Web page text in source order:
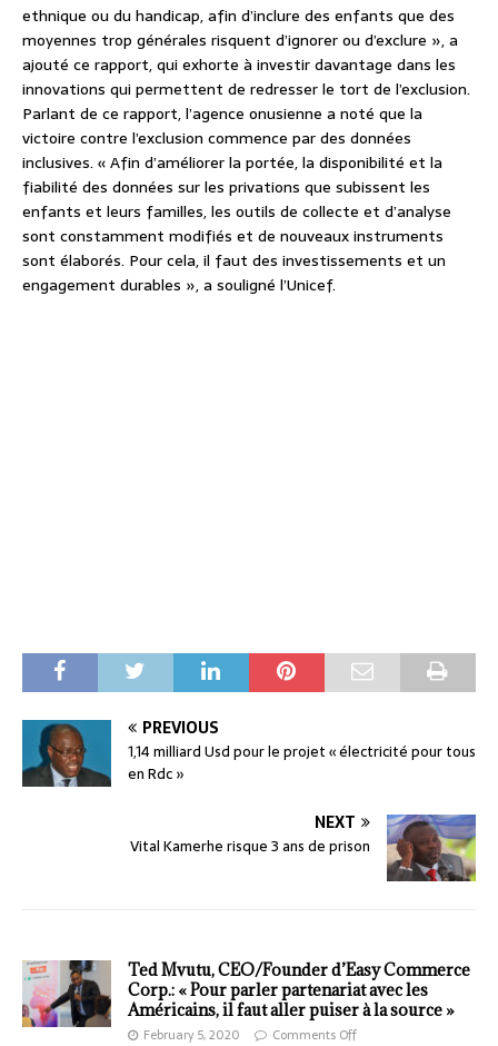
ethnique ou du handicap, afin d’inclure des enfants que des
moyennes trop générales risquent d’ignorer ou d’exclure », a
ajouté ce rapport, qui exhorte à investir davantage dans les
innovations qui permettent de redresser le tort de l’exclusion.
Parlant de ce rapport, l’agence onusienne a noté que la
victoire contre l’exclusion commence par des données
inclusives. « Afin d’améliorer la portée, la disponibilité et la
fiabilité des données sur les privations que subissent les
enfants et leurs familles, les outils de collecte et d’analyse
sont constamment modifiés et de nouveaux instruments
sont élaborés. Pour cela, il faut des investissements et un
engagement durables », a souligné l’Unicef.
PREVIOUS
1,14 milliard Usd pour le projet « électricité pour tous
en Rdc »
NEXT
Vital Kamerhe risque 3 ans de prison
Ted Mvutu, CEO/Founder d’Easy Commerce
Corp.: « Pour parler partenariat avec les
Américains, il faut aller puiser à la source »
February 5, 2020 Comments Off